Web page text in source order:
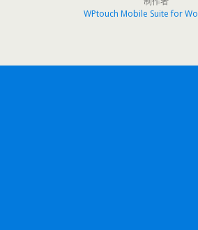
WPtouch Mobile Suite for